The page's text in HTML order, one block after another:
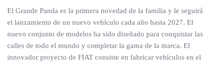
El Grande Panda es la primera novedad de la familia y le seguirá
el lanzamiento de un nuevo vehículo cada año hasta 2027. El
nuevo conjunto de modelos ha sido diseñado para conquistar las
calles de todo el mundo y completar la gama de la marca. El
innovador proyecto de FIAT consiste en fabricar vehículos en el